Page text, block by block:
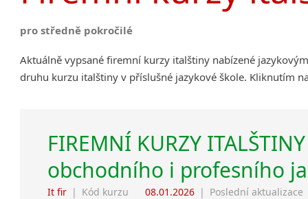
pro středně pokročilé
Aktuálně vypsané firemní kurzy italštiny nabízené
druhu kurzu italštiny v příslušné jazykové škole. Kliknutím
FIREMNÍ KURZY
obchodního i profesního
It fir | Kód kurzu 08.01.2026 | Poslední aktualizace